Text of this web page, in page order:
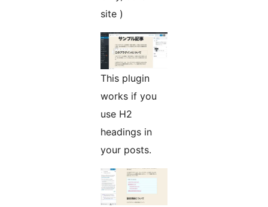
site )
This plugin
works if you
use H2
headings in
your posts.